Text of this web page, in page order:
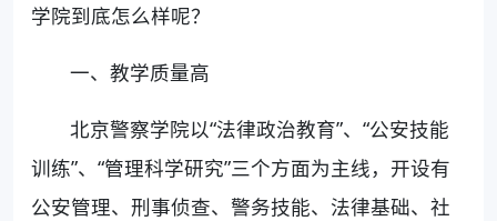
学院到底怎么样呢？
一、教学质量高
北京警察学院以“法律政治教育”、“公安技能
训练”、“管理科学研究”三个方面为主线，开设有
公安管理、刑事侦查、警务技能、法律基础、社